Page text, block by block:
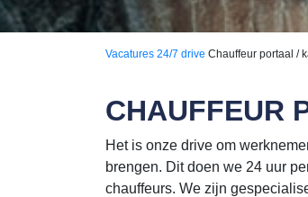
Vacatures 24/7 drive Chauffeur portaal /
CHAUFFEUR
Het is onze drive om
brengen. Dit doen we 24 uur
chauffeurs. We zijn